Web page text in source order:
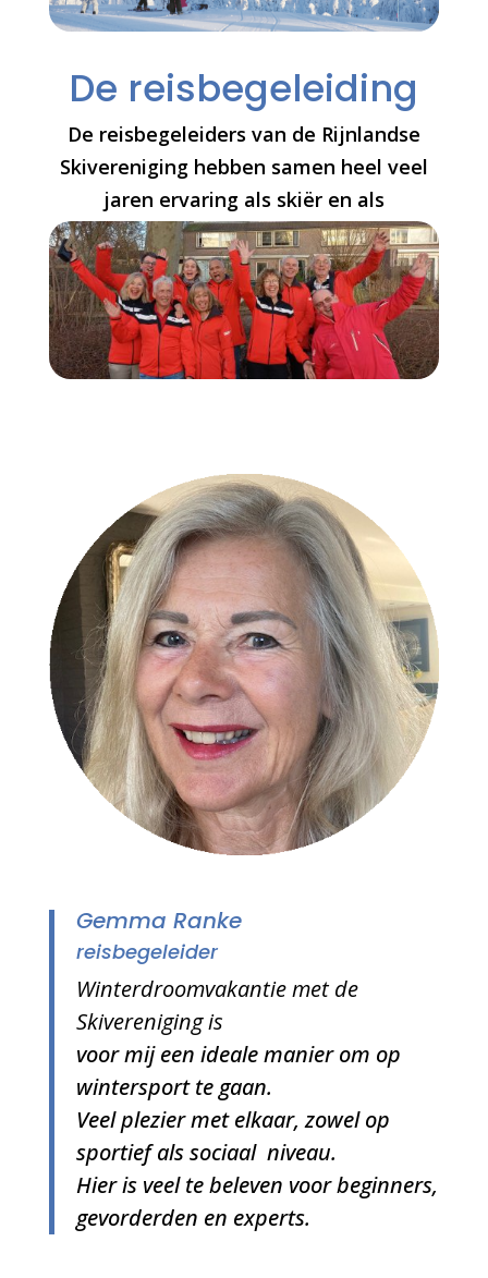
De reisbegeleiding
De reisbegeleiders van de Rijnlandse
Skivereniging hebben samen heel veel
jaren ervaring als skiër en als
reisbegeleider.
Gemma Ranke
reisbegeleider
Winterdroomvakantie met de
Skivereniging is
voor mij een ideale manier om op
wintersport te gaan.
Veel plezier met elkaar, zowel op
sportief als sociaal niveau.
Hier is veel te beleven voor beginners,
gevorderden en experts.